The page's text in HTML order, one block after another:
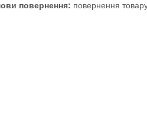
повернення